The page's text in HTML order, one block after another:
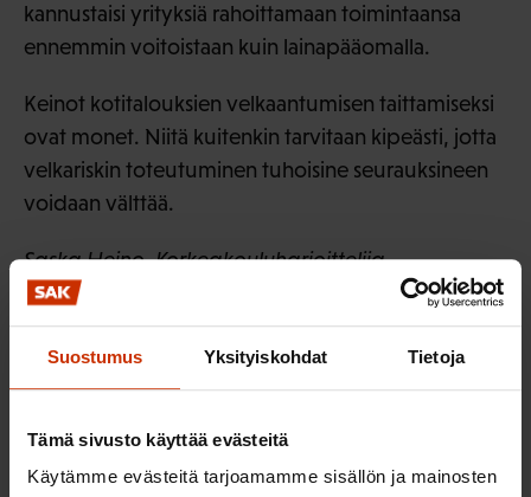
Suostumus Yksityiskohdat Tietoja
Tämä sivusto käyttää evästeitä
Käytämme evästeitä tarjoamamme sisällön ja mainosten
kannustaisi yrityksiä rahoittamaan toimintaansa
ennemmin voitoistaan kuin lainapääomalla.
Keinot kotitalouksien velkaantumisen taittamiseksi
ovat monet. Niitä kuitenkin tarvitaan kipeästi, jotta
velkariskin toteutuminen tuhoisine seurauksineen
voidaan välttää.
Saska Heino, Korkeakouluharjoittelija
LÖYDÄ LISÄÄ TÄMÄNKALTAISTA SISÄLTÖÄ: